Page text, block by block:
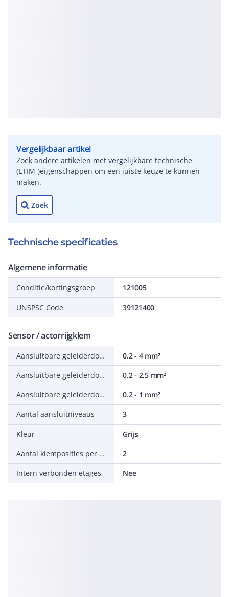
Vergelijkbaar artikel
Zoek andere artikelen met vergelijkbare technische
(ETIM-)eigenschappen om een juiste keuze te kunnen
maken.
Zoek
Technische specificaties
Algemene informatie
Conditie/kortingsgroep 121005
UNSPSC Code 39121400
Sensor / actorrijgklem
Aansluitbare geleiderdoorsnede eendraads
0.2 - 4 mm²
Aansluitbare geleiderdoorsnede fijndraads zonder adereindhuls
0.2 - 2.5 mm²
Aansluitbare geleiderdoorsnede meerdraads
0.2 - 1 mm²
Aantal aansluitniveaus
3
Kleur
Grijs
Aantal klemposities per aansluitniveau
2
Intern verbonden etages
Nee